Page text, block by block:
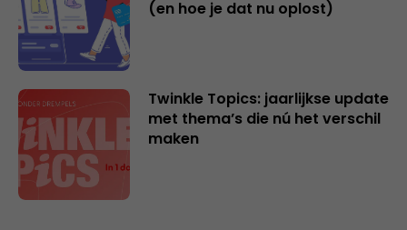
(en hoe je dat nu oplost)
Twinkle Topics: jaarlijkse update
met thema’s die nú het verschil
maken